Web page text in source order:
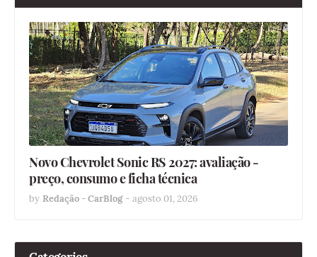
Novo Chevrolet Sonic RS 2027: avaliação -
preço, consumo e ficha técnica
by Redação - CarBlog - agosto 01, 2026